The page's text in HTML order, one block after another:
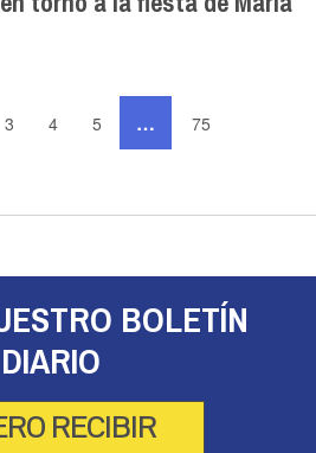
3 4 5 …
75
BOLETÍN
DIARIO
RECIBIR